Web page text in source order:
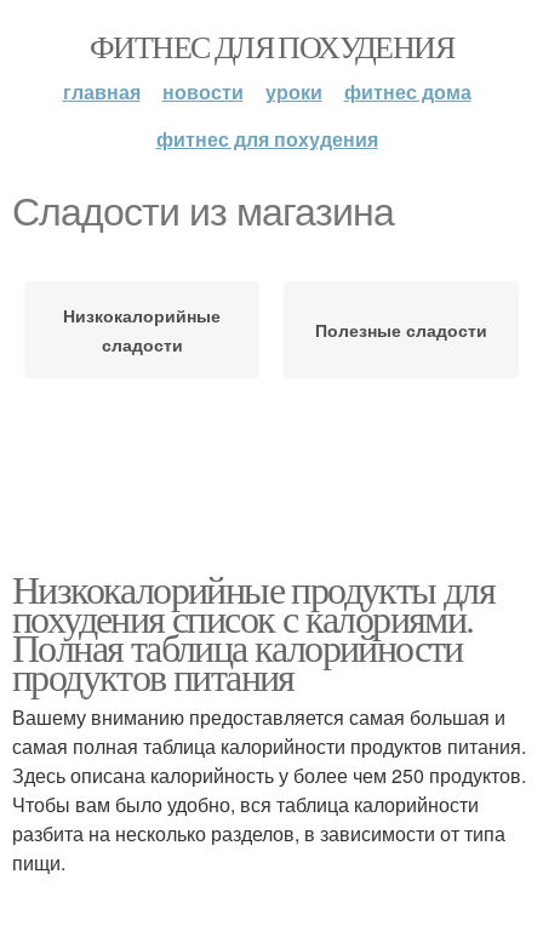
ФИТНЕС ДЛЯ ПОХУДЕНИЯ
главная новости уроки
фитнес дома
фитнес для похудения
Сладости из магазина
Низкокалорийные
сладости
Полезные сладости
Низкокалорийные продукты для
похудения список с калориями.
Полная таблица калорийности
продуктов питания
Вашему вниманию предоставляется самая большая и
самая полная таблица калорийности продуктов питания.
Здесь описана калорийность у более чем 250 продуктов.
Чтобы вам было удобно, вся таблица калорийности
разбита на несколько разделов, в зависимости от типа
пищи.